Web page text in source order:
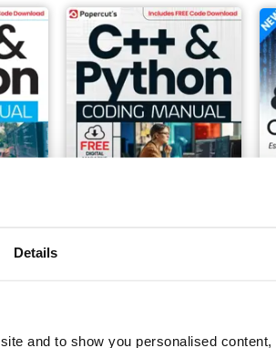
Details
and to show you personalised content,